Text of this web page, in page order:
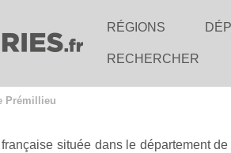
RÉGIONS
RECHERCHER
Prémillieu
située dans le département de